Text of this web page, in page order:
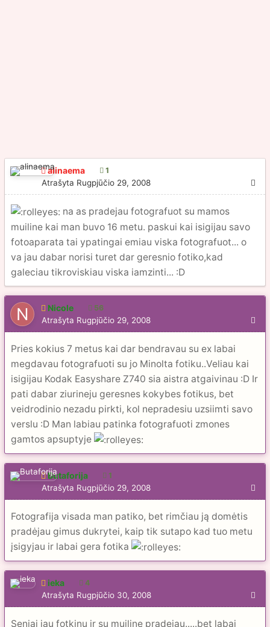
alinaema 1
Atrašyta Rugpjūčio 29, 2008
na as pradejau fotografuot su mamos
muiline kai man buvo 16 metu. paskui kai isigijau savo
fotoaparata tai ypatingai emiau viska fotografuot... o
va jau dabar norisi turet dar geresnio fotiko,kad
galeciau tikroviskiau viska iamzinti... :D
Nicole 56
Atrašyta Rugpjūčio 29, 2008
Pries kokius 7 metus kai dar bendravau su ex labai
megdavau fotografuoti su jo Minolta fotiku..Veliau kai
isigijau Kodak Easyshare Z740 sia aistra atgaivinau :D Ir
pati dabar ziurineju geresnes kokybes fotikus, bet
veidrodinio nezadu pirkti, kol nepradesiu uzsiimti savo
verslu :D Man labiau patinka fotografuoti zmones
gamtos apsuptyje
Butaforija 1
Atrašyta Rugpjūčio 29, 2008
Fotografija visada man patiko, bet rimčiau ją domėtis
pradėjau gimus dukrytei, kaip tik sutapo kad tuo metu
įsigyjau ir labai gera fotika
ieka 4
Atrašyta Rugpjūčio 30, 2008
Seniai jau fotkinu ir su muiline pradejau.....bet labai